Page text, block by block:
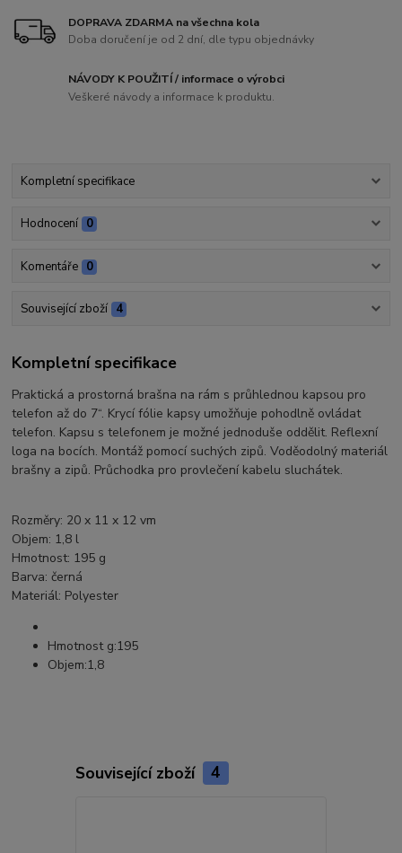
DOPRAVA ZDARMA na všechna kola
Doba doručení je od 2 dní, dle typu objednávky
NÁVODY K POUŽITÍ / informace o výrobci
Veškeré návody a informace k produktu.
Kompletní specifikace
Hodnocení 0
Komentáře 0
Související zboží 4
Kompletní specifikace
Praktická a prostorná brašna na rám s průhlednou kapsou pro
telefon až do 7“. Krycí fólie kapsy umožňuje pohodlně ovládat
telefon. Kapsu s telefonem je možné jednoduše oddělit. Reflexní
loga na bocích. Montáž pomocí suchých zipů. Voděodolný materiál
brašny a zipů. Průchodka pro provlečení kabelu sluchátek.
Rozměry: 20 x 11 x 12 vm
Objem: 1,8 l
Hmotnost: 195 g
Barva: černá
Materiál: Polyester
Hmotnost g:195
Objem:1,8
Související zboží 4